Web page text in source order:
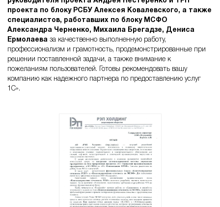
проекта по блоку РСБУ Алексея Ковалевского, а также
специалистов, работавших по блоку МСФО
Александра Черненко, Михаила Брегадзе, Дениса
Ермолаева за качественно выполненную работу,
профессионализм и грамотность, продемонстрированные при
решении поставленной задачи, а также внимание к
пожеланиям пользователей. Готовы рекомендовать вашу
компанию как надежного партнера по предоставлению услуг
1С».